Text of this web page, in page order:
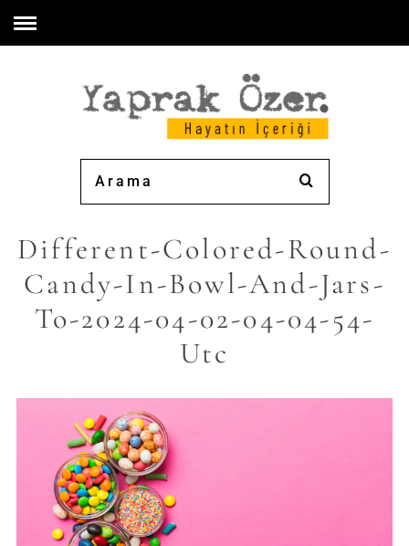
Different-Colored-Round-
Candy-In-Bowl-And-Jars-
To-2024-04-02-04-04-54-
Utc